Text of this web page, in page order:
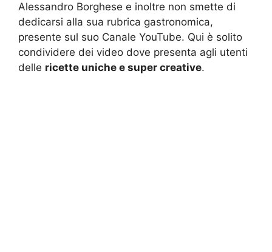
Alessandro Borghese e inoltre non smette di
dedicarsi alla sua rubrica gastronomica,
presente sul suo Canale YouTube. Qui è solito
condividere dei video dove presenta agli utenti
delle ricette uniche e super creative.